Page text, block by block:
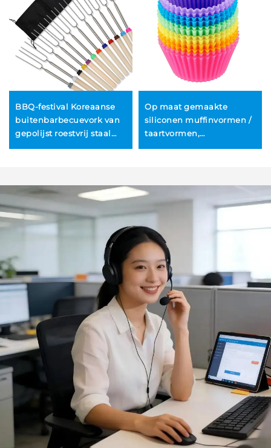
BBQ-festival Koreaanse
buitenbarbecuevork van
gepolijst roestvrij staal
draagbaar
Op maat gemaakte
siliconen muffinvormen /
taartvormen,
bakgereedschap voor
taarten, anti-aanbak, set
van 36 stuks